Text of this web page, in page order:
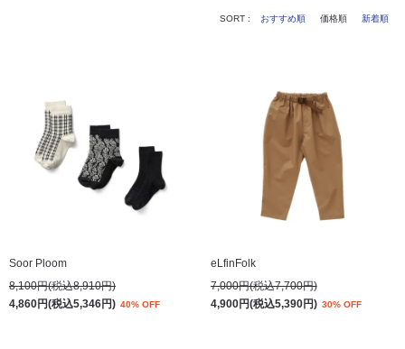
SORT : おすすめ順 価格順 新着順
Soor Ploom
8,100円(税込8,910円)
4,860円(税込5,346円) 40% OFF
eLfinFolk
7,000円(税込7,700円)
4,900円(税込5,390円) 30% OFF